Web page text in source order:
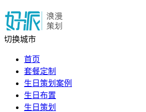
切换城市
首页
套餐定制
生日策划案例
生日布置
生日策划